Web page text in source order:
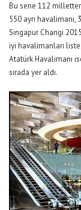
Bu sene 112
550 ayrı
Singapur Changi
iyi havalimanları
Atatürk Havalimanı
sırada yer aldı.